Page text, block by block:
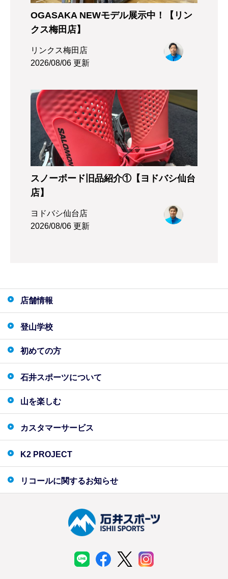
OGASAKA NEWモデル展示中！【リン
クス梅田店】
リンクス梅田店
2026/08/06 更新
スノーボード旧品紹介①【ヨドバシ仙台
店】
ヨドバシ仙台店
2026/08/06 更新
店舗情報
登山学校
初めての方
石井スポーツについて
山を楽しむ
カスタマーサービス
K2 PROJECT
リコールに関するお知らせ